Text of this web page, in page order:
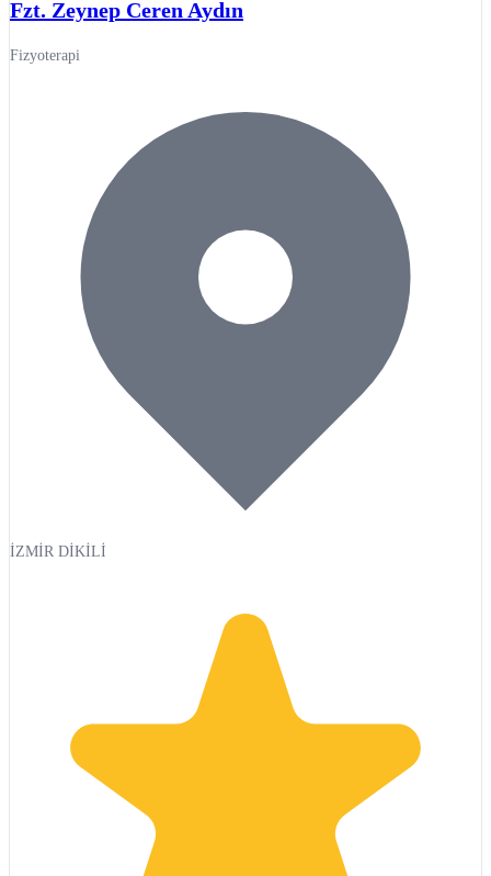
Fzt. Zeynep Ceren Aydın
Fizyoterapi
İZMİR DİKİLİ